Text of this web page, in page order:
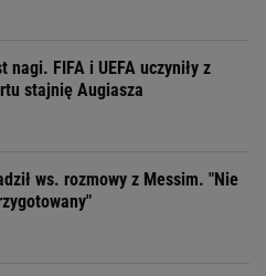
nagi. FIFA i UEFA uczyniły z
stajnię Augiasza
ws. rozmowy z Messim. "Nie